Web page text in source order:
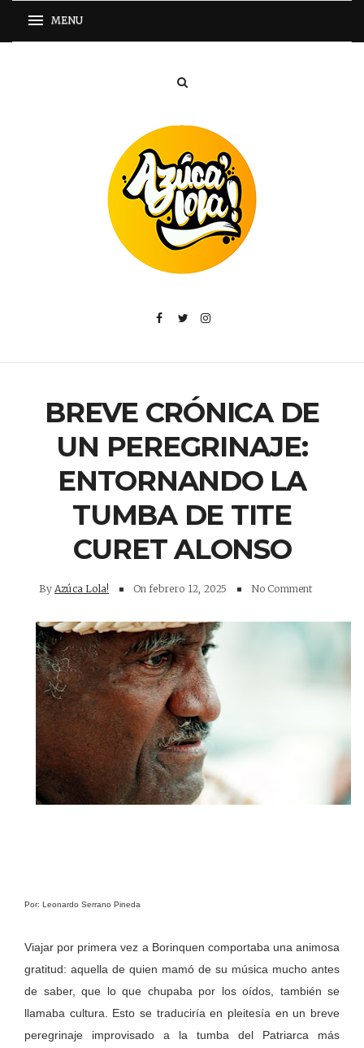
BREVE CRÓNICA DE
UN PEREGRINAJE:
ENTORNANDO LA
TUMBA DE TITE
CURET ALONSO
By Azúca Lola! Onfebrero 12, 2025 No Comment
Por: Leonardo Serrano Pineda
Viajar por primera vez a Borinquen comportaba una animosa
gratitud: aquella de quien mamó de su música mucho antes
de saber, que lo que chupaba por los oídos, también se
llamaba cultura. Esto se traduciría en pleitesía en un breve
peregrinaje improvisado a la tumba del Patriarca más